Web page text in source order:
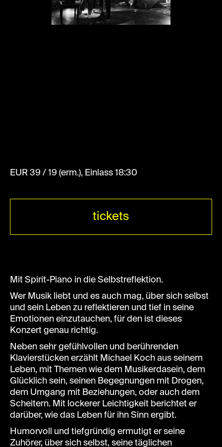
EUR 39 / 19 (erm.), Einlass 18:30
tickets
Mit Spirit-Piano in die Selbstreflektion.
Wer Musik liebt und es auch mag, über sich selbst
und sein Leben zu reflektieren und tief in seine
Emotionen einzutauchen, für den ist dieses
Konzert genau richtig.
Neben sehr gefühlvollen und berührenden
Klavierstücken erzählt Michael Koch aus seinem
Leben, mit Themen wie dem Musikerdasein, dem
Glücklich sein, seinen Begegnungen mit Drogen,
dem Umgang mit Beziehungen, oder auch dem
Scheitern. Mit lockerer Leichtigkeit berichtet er
darüber, wie das Leben für ihn Sinn ergibt.
Humorvoll und tiefgründig ermutigt er seine
Zuhörer, über sich selbst, seine täglichen